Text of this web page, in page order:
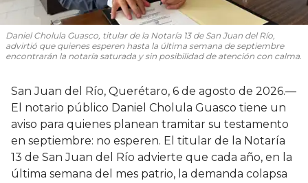
Daniel Cholula Guasco, titular de la Notaría 13 de San Juan del Río,
advirtió que quienes esperen hasta la última semana de septiembre
encontrarán la notaría saturada y sin posibilidad de atención con calma.
San Juan del Río, Querétaro, 6 de agosto de 2026.—
El notario público Daniel Cholula Guasco tiene un
aviso para quienes planean tramitar su testamento
en septiembre: no esperen. El titular de la Notaría
13 de San Juan del Río advierte que cada año, en la
última semana del mes patrio, la demanda colapsa